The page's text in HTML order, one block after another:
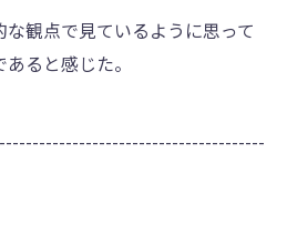
な観点で見ているように思って
ると感じた。